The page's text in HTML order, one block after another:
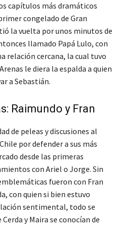
capítulos más dramáticos
congelado de Gran
la vuelta por unos minutos de
llamado Papá Lulo, con
relación cercana, la cual tuvo
le diera la espalda a quien
a Sebastián.
Raimundo y Fran
de peleas y discusiones al
por defender a sus más
desde las primeras
con Ariel o Jorge. Sin
fueron con Fran
con quien si bien estuvo
sentimental, todo se
y Maira se conocían de